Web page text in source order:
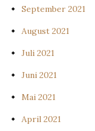
September 2021
August 2021
Juli 2021
Juni 2021
Mai 2021
April 2021